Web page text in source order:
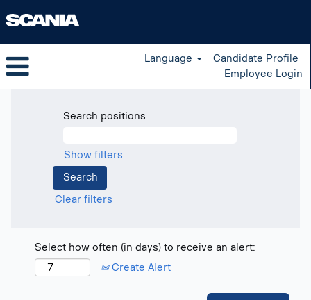
Language
Candidate Profile
Employee Login
Search positions
Show filters
Clear filters
Select how often (in days) to receive an alert:
Create Alert